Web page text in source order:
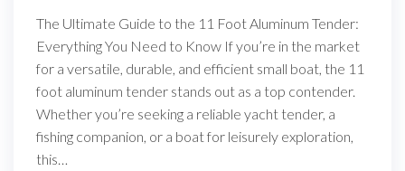
The Ultimate Guide to the 11 Foot Aluminum Tender:
Everything You Need to Know If you’re in the market
for a versatile, durable, and efficient small boat, the 11
foot aluminum tender stands out as a top contender.
Whether you’re seeking a reliable yacht tender, a
fishing companion, or a boat for leisurely exploration,
this…